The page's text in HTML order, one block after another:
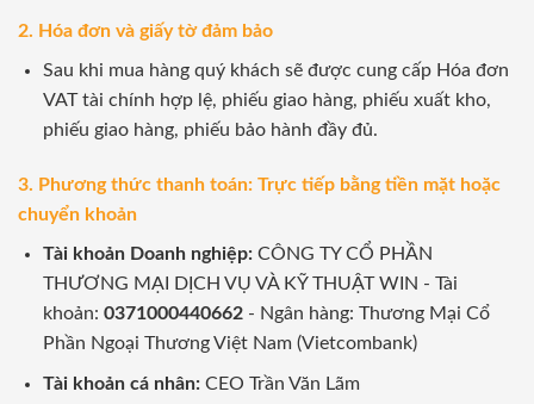
2. Hóa đơn và giấy tờ đảm bảo
Sau khi mua hàng quý khách sẽ được cung cấp Hóa đơn
VAT tài chính hợp lệ, phiếu giao hàng, phiếu xuất kho,
phiếu giao hàng, phiếu bảo hành đầy đủ.
3. Phương thức thanh toán: Trực tiếp bằng tiền mặt hoặc
chuyển khoản
Tài khoản Doanh nghiệp:CÔNG TY CỔ PHẦN
THƯƠNG MẠI DỊCH VỤ VÀ KỸ THUẬT WIN - Tài
khoản: 0371000440662- Ngân hàng: Thương Mại Cổ
Phần Ngoại Thương Việt Nam (Vietcombank)
Tài khoản cá nhân: CEO Trần Văn Lãm